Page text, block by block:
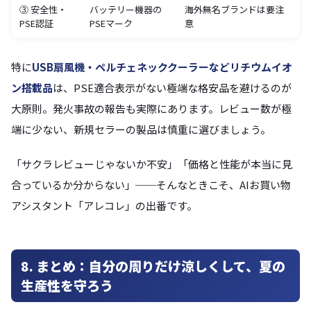
③ 安全性・
PSE認証
バッテリー機器の
PSEマーク
海外無名ブランドは要注
意
特にUSB扇風機・ペルチェネッククーラーなどリチウムイオ
ン搭載品は、PSE適合表示がない極端な格安品を避けるのが
大原則。発火事故の報告も実際にあります。レビュー数が極
端に少ない、新規セラーの製品は慎重に選びましょう。
「サクラレビューじゃないか不安」「価格と性能が本当に見
合っているか分からない」──そんなときこそ、AIお買い物
アシスタント「アレコレ」の出番です。
8. まとめ：自分の周りだけ涼しくして、夏の
生産性を守ろう